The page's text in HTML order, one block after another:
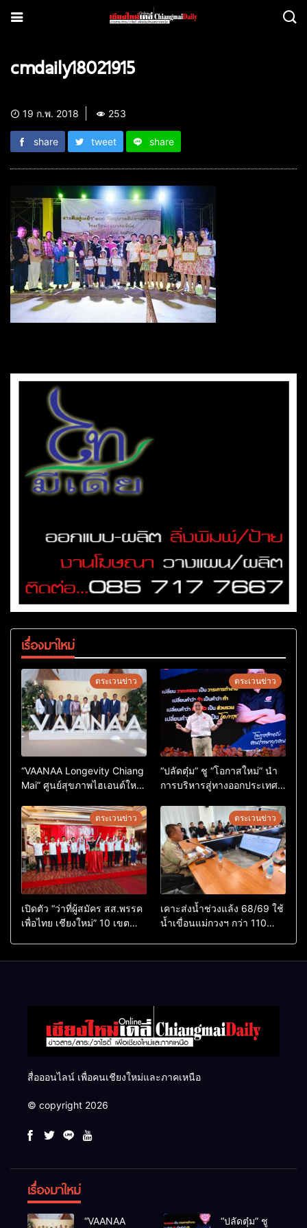
cmdaily18021915
19 ก.พ. 2018 253
share tweet share
เรื่องมาใหม่
ตระเวนข่าว
“VAANAA Longevity Chiang
Mai” ศูนย์สุขภาพไฮเอนต์ใหญ่
ตระเวนข่าว
“ปลัดตุ๋ม” ชู “โอกาสใหม่” นำ
การบริหารสู่ทางออกประเทศ
ตระเวนข่าว
เปิดตัว “ว่าที่ผู้สมัคร สส.พรรค
เพื่อไทย เชียงใหม่” 10 เขต
ตระเวนข่าว
เคาะส่งน้ำช่วงแล้ง 68/69 ใช้
น้ำเขื่อนแม่กวงฯ กว่า 110
สื่อออนไลน์ เพื่อคนเชียงใหม่และภาคเหนือ
© copyright 2026
เรื่องมาใหม่
“VAANAA “ปลัดตุ๋ม” ชู